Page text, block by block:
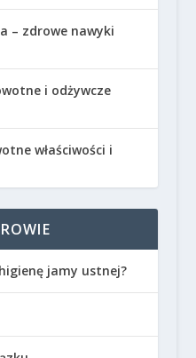
– zdrowe nawyki
i odżywcze
właściwości i
jamy ustnej?